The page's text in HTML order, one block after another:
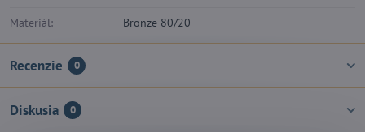
Materiál: Bronze 80/20
Recenzie 0
Diskusia 0